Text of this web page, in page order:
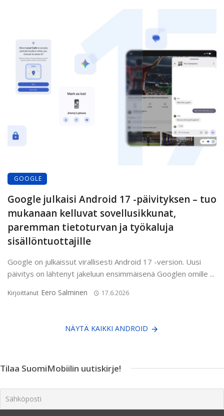
GOOGLE
Google julkaisi Android 17 -päivityksen – tuo
mukanaan kelluvat sovellusikkunat,
paremman tietoturvan ja työkaluja
sisällöntuottajille
Google on julkaissut virallisesti Android 17 -version. Uusi
päivitys on lähtenyt jakeluun ensimmäisenä Googlen omille ...
Kirjoittanut Eero Salminen 17.6.2026
NÄYTÄ KAIKKI ANDROID
Tilaa SuomiMobiilin uutiskirje!